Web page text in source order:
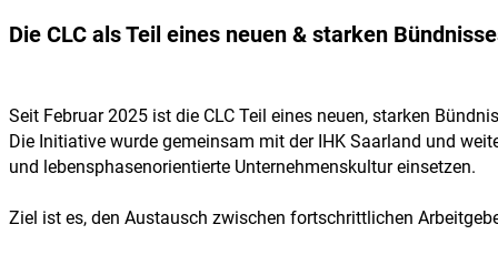
Die CLC als Teil eines neuen & starken
Seit Februar 2025 ist die CLC Teil eines neuen, starken
Die Initiative wurde gemeinsam mit der IHK Saarland und
und lebensphasenorientierte Unternehmenskultur einsetzen.
Ziel ist es, den Austausch zwischen fortschrittlichen